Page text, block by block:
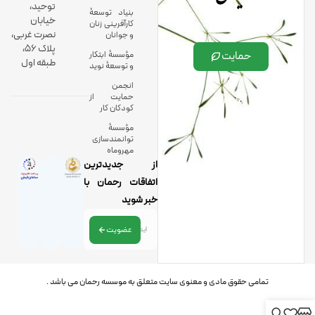
حمایت
بنیاد توسعۀ
کارآفرینی زنان
و جوانان
مؤسسۀ ابتکار
و توسعۀ نوید
انجمن
حمایت از
کودکان کار
مؤسسۀ
توانمندسازی
مهروماه
توحید،
خیابان
نصرت غربی،
پلاک 56،
طبقه اول
از جدیدترین
اتفاقات رحمان با
خبر شوید
عضویت
تمامی حقوق مادی و معنوی سایت متعلق به موسسه رحمان می باشد .